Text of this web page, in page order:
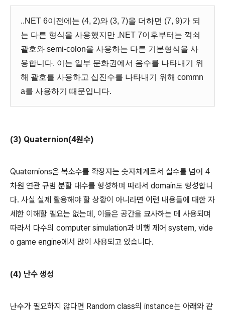
..NET 6이전에는 (4, 2)와 (3, 7)을 더하면 (7, 9)가 되
는 다른 형식을 사용했지만 .NET 7이후부터는 꺽쇠
괄호와 semi-colon을 사용하는 다른 기본형식을 사
용합니다. 이는 일부 문화권에서 음수를 나타내기 위
해 괄호를 사용하고 십진수를 나타내기 위해 commn
a를 사용하기 때문입니다.
(3) Quaternion(4원수)
Quaternions은 복소수를 확장자는 숫자체계로서 실수를 넘어 4
차원 연관 규범 분할 대수를 형성하며 따라서 domain도 형성합니
다. 사실 실제 활용해야 할 상황이 아니라면 이런 내용들에 대한 자
세한 이해할 필요는 없는데, 이들은 공간을 묘사하는 데 사용되며
따라서 다수의 computer simulation과 비행 제어 system, vide
o game engine에서 많이 사용되고 있습니다.
(4) 난수 생성
난수가 필요하지 않다면 Random class의 instance는 아래와 같